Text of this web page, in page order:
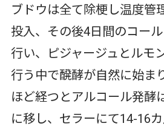
ブドウは全て除梗し温度管
投入、その後4日間のコー
行い、ピジャージュとルモ
行う中で醗酵が自然に始ま
ほど経つとアルコール発酵
に移し、セラーにて14-16